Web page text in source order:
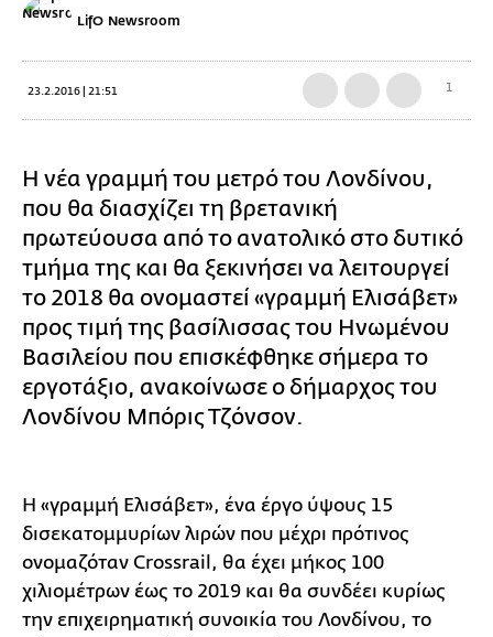
LifO Newsroom
23.2.2016 | 21:51 1
H νέα γραμμή του μετρό του Λονδίνου,
που θα διασχίζει τη βρετανική
πρωτεύουσα από το ανατολικό στο δυτικό
τμήμα της και θα ξεκινήσει να λειτουργεί
το 2018 θα ονομαστεί «γραμμή Ελισάβετ»
προς τιμή της βασίλισσας του Ηνωμένου
Βασιλείου που επισκέφθηκε σήμερα το
εργοτάξιο, ανακοίνωσε ο δήμαρχος του
Λονδίνου Μπόρις Τζόνσον.
Η «γραμμή Ελισάβετ», ένα έργο ύψους 15
δισεκατομμυρίων λιρών που μέχρι πρότινος
ονομαζόταν Crossrail, θα έχει μήκος 100
χιλιομέτρων έως το 2019 και θα συνδέει κυρίως
την επιχειρηματική συνοικία του Λονδίνου, το